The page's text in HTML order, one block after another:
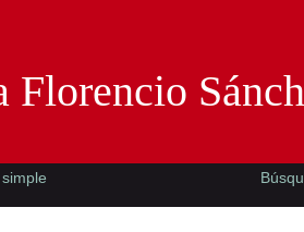
Florencio